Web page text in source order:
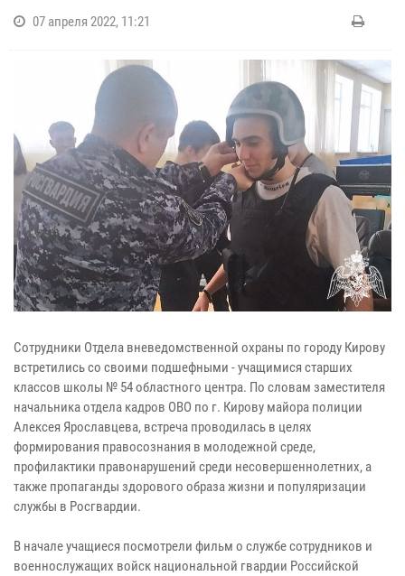
07 апреля 2022, 11:21
Сотрудники Отдела вневедомственной охраны по городу Кирову
встретились со своими подшефными - учащимися старших
классов школы № 54 областного центра. По словам заместителя
начальника отдела кадров ОВО по г. Кирову майора полиции
Алексея Ярославцева, встреча проводилась в целях
формирования правосознания в молодежной среде,
профилактики правонарушений среди несовершеннолетних, а
также пропаганды здорового образа жизни и популяризации
службы в Росгвардии.
В начале учащиеся посмотрели фильм о службе сотрудников и
военнослужащих войск национальной гвардии Российской